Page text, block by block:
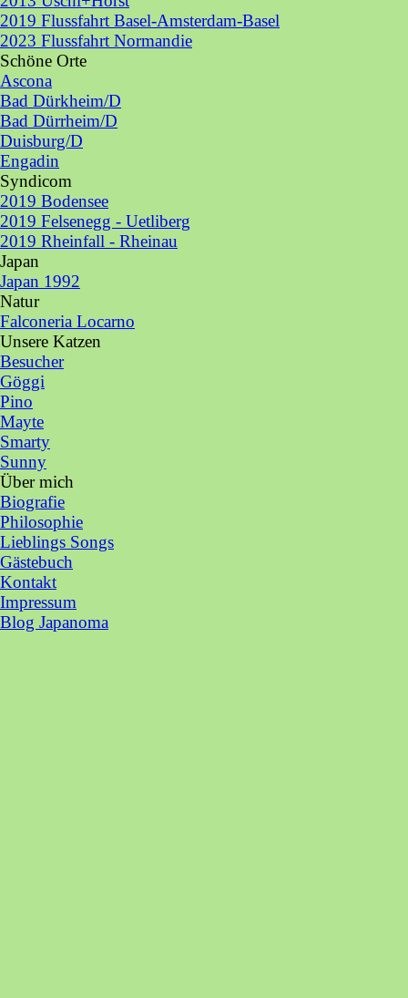
2019 Flussfahrt Basel-Amsterdam-Basel
2023 Flussfahrt Normandie
Schöne Orte
Ascona
Bad Dürkheim/D
Bad Dürrheim/D
Duisburg/D
Engadin
Syndicom
2019 Bodensee
2019 Felsenegg - Uetliberg
2019 Rheinfall - Rheinau
Japan
Japan 1992
Natur▼
Falconeria Locarno
Unsere Katzen
Besucher
Göggi
Pino
Mayte
Smarty
Sunny
Über mich
Biografie
Philosophie
Lieblings Songs
Gästebuch
Kontakt
Impressum
Blog Japanoma